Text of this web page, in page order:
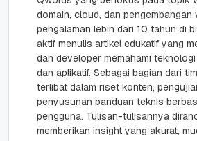
domain, cloud, dan pengembangan
pengalaman lebih dari 10 tahun di
aktif menulis artikel edukatif yang
dan developer memahami
dan aplikatif. Sebagai bagian dari
terlibat dalam riset konten,
penyusunan panduan teknis
pengguna. Tulisan-tulisannya
memberikan insight yang akurat,